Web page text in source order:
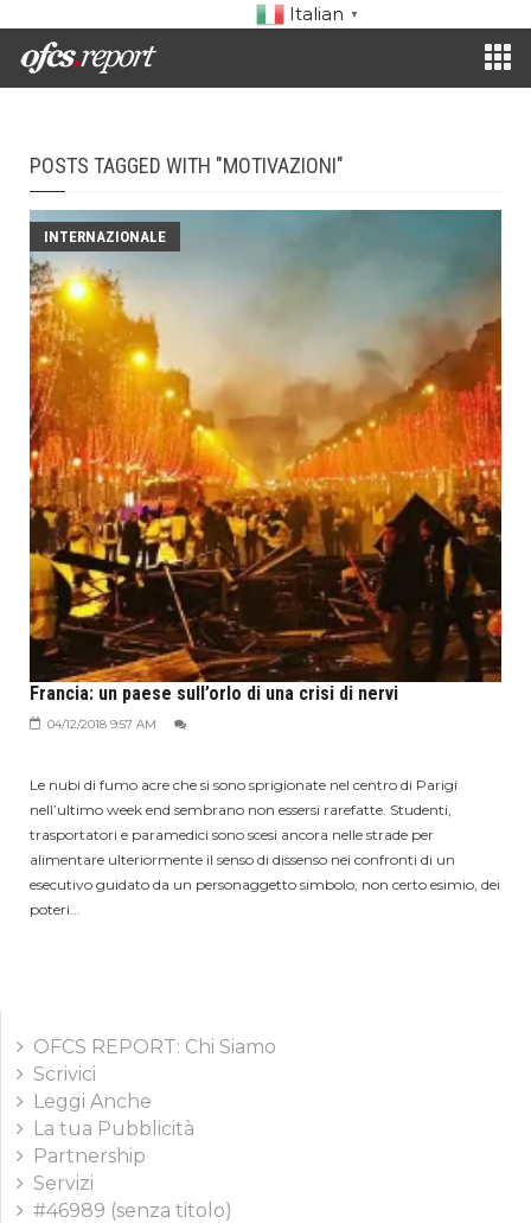
Italian ▼
POSTS TAGGED WITH "MOTIVAZIONI"
INTERNAZIONALE
Francia: un paese sull’orlo di una crisi di nervi
04/12/2018 9:57 AM
Le nubi di fumo acre che si sono sprigionate nel centro di Parigi
nell’ultimo week end sembrano non essersi rarefatte. Studenti,
trasportatori e paramedici sono scesi ancora nelle strade per
alimentare ulteriormente il senso di dissenso nei confronti di un
esecutivo guidato da un personaggetto simbolo, non certo esimio, dei
poteri...
OFCS REPORT: Chi Siamo
Scrivici
Leggi Anche
La tua Pubblicità
Partnership
Servizi
#46989 (senza titolo)